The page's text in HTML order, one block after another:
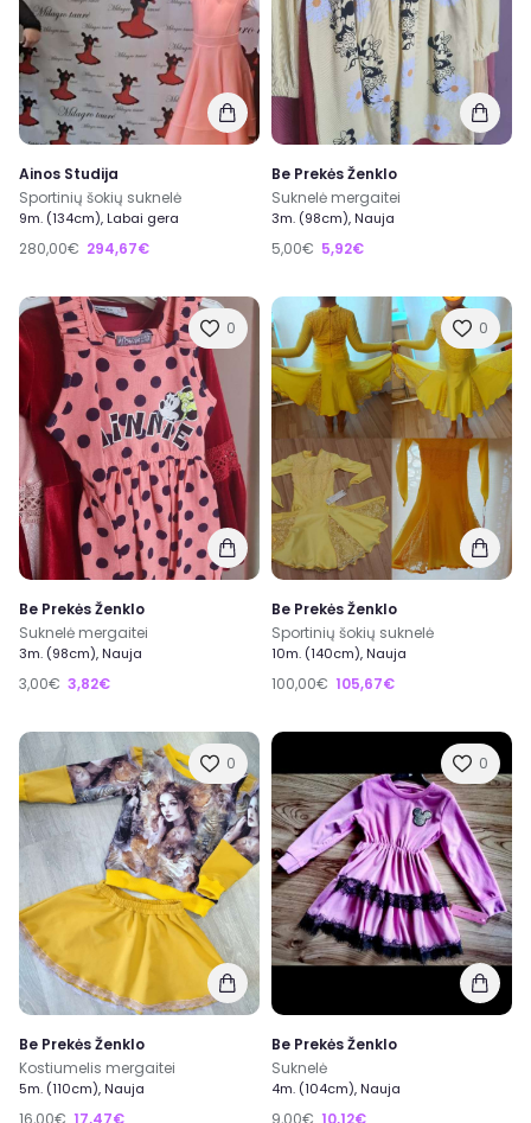
Ainos Studija
Sportinių šokių suknelė
9m. (134cm), Labai gera
280,00€ 294,67€
Be Prekės Ženklo
Suknelė mergaitei
3m. (98cm), Nauja
5,00€ 5,92€
0
Be Prekės Ženklo
Suknelė mergaitei
3m. (98cm), Nauja
3,00€ 3,82€
0
Be Prekės Ženklo
Sportinių šokių suknelė
10m. (140cm), Nauja
100,00€ 105,67€
0
Be Prekės Ženklo
Kostiumelis mergaitei
5m. (110cm), Nauja
16,00€ 17,47€
0
Be Prekės Ženklo
Suknelė
4m. (104cm), Nauja
9,00€ 10,12€